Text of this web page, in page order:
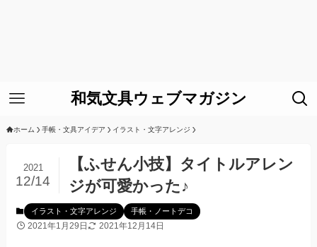
和気文具ウェブマガジン
ホーム 手帳・文具アイデア イラスト・文字アレンジ
【ふせん小技】タイトルアレン
ジが可愛かった♪
2021
12/14
イラスト・文字アレンジ 手帳・ノートデコ
2021年1月29日 2021年12月14日